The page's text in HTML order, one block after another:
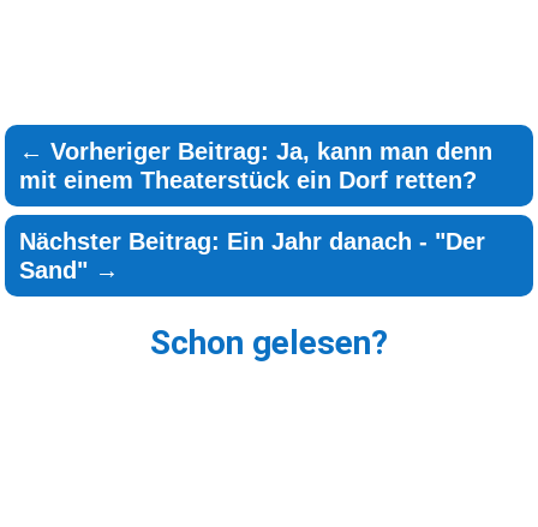
←Vorheriger Beitrag: Ja, kann man denn
mit einem Theaterstück ein Dorf retten?
Nächster Beitrag: Ein Jahr danach - "Der
Sand" →
Schon gelesen?